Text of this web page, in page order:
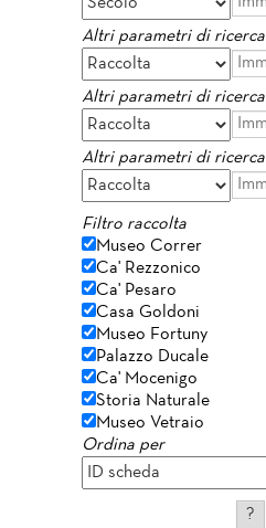
Altri parametri di ricerca
Altri parametri di ricerca
Altri parametri di ricerca
Filtro raccolta
Museo Correr
Ca' Rezzonico
Ca' Pesaro
Casa Goldoni
Museo Fortuny
Palazzo Ducale
Ca' Mocenigo
Storia Naturale
Museo Vetraio
Ordina per